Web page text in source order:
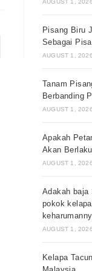
AUGUST 1, 2026
Pisang Biru
Sebagai
AUGUST 1, 2026
Tanam
Berbanding
AUGUST 1, 2026
Apakah
Akan
AUGUST 1, 2026
Adakah baja
pokok
AUGUST 1, 2026
Kelapa